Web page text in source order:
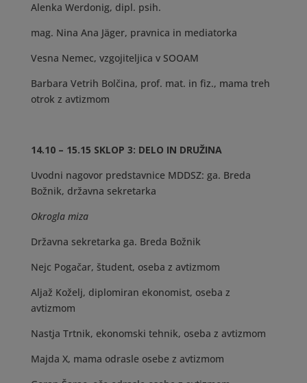
Alenka Werdonig, dipl. psih.
mag. Nina Ana Jäger, pravnica in mediatorka
Vesna Nemec, vzgojiteljica v SOOAM
Barbara Vetrih Bolčina, prof. mat. in fiz., mama treh
otrok z avtizmom
14.10 – 15.15 SKLOP 3: DELO IN DRUŽINA
Uvodni nagovor predstavnice MDDSZ: ga. Breda
Božnik, državna sekretarka
Okrogla miza
Državna sekretarka ga. Breda Božnik
Nejc Pogačar, študent, oseba z avtizmom
Aljaž Koželj, diplomiran ekonomist, oseba z
avtizmom
Nastja Trtnik, ekonomski tehnik, oseba z avtizmom
Majda X, mama odrasle osebe z avtizmom